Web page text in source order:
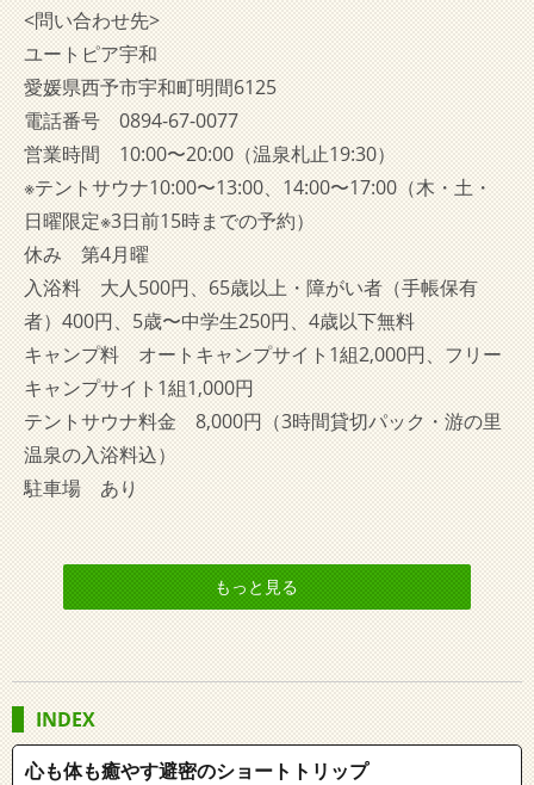
<問い合わせ先>
ユートピア宇和
愛媛県西予市宇和町明間6125
電話番号 0894-67-0077
営業時間 10:00〜20:00（温泉札止19:30）
※テントサウナ10:00〜13:00、14:00〜17:00（木・土・
日曜限定※3日前15時までの予約）
休み 第4月曜
入浴料 大人500円、65歳以上・障がい者（手帳保有
者）400円、5歳〜中学生250円、4歳以下無料
キャンプ料 オートキャンプサイト1組2,000円、フリー
キャンプサイト1組1,000円
テントサウナ料金 8,000円（3時間貸切パック・游の里
温泉の入浴料込）
駐車場 あり
もっと見る
INDEX
心も体も癒やす避密のショートトリップ